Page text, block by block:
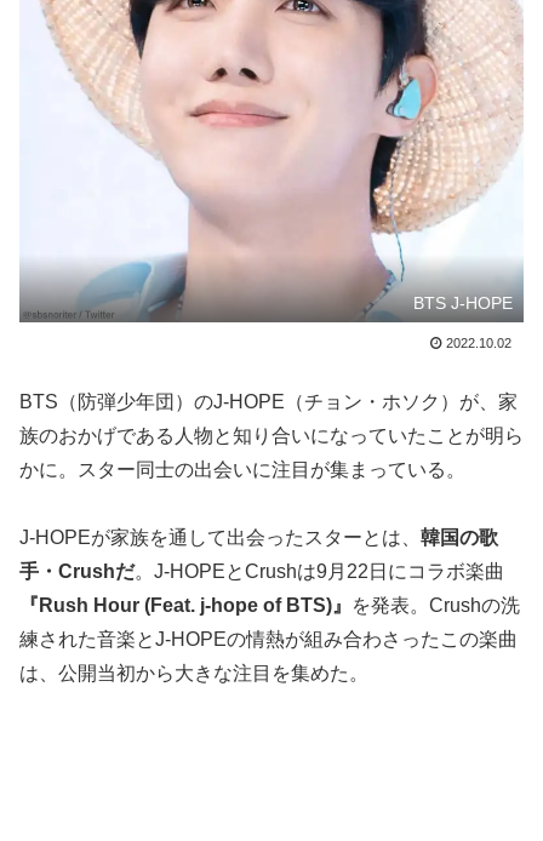
BTS J-HOPE
2022.10.02
BTS（防弾少年団）のJ-HOPE（チョン・ホソク）が、家
族のおかげである人物と知り合いになっていたことが明ら
かに。スター同士の出会いに注目が集まっている。
J-HOPEが家族を通して出会ったスターとは、 韓国の歌
手・Crushだ。J-HOPEとCrushは9月22日にコラボ楽曲
『Rush Hour (Feat. j-hope of BTS)』
を発表。Crushの洗
練された音楽とJ-HOPEの情熱が組み合わさったこの楽曲
は、公開当初から大きな注目を集めた。